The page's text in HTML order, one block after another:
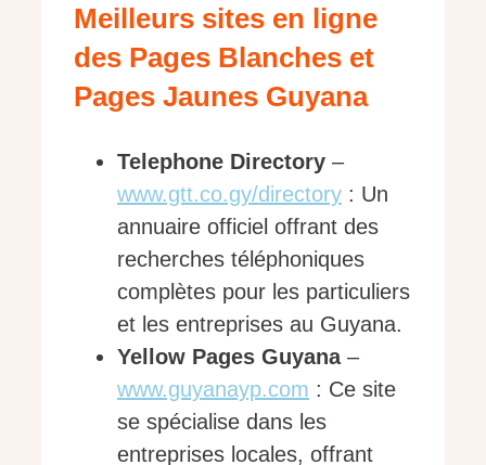
Meilleurs sites en ligne
des Pages Blanches et
Pages Jaunes Guyana
Telephone Directory –
www.gtt.co.gy/directory : Un
annuaire officiel offrant des
recherches téléphoniques
complètes pour les particuliers
et les entreprises au Guyana.
Yellow Pages Guyana–
www.guyanayp.com : Ce site
se spécialise dans les
entreprises locales, offrant